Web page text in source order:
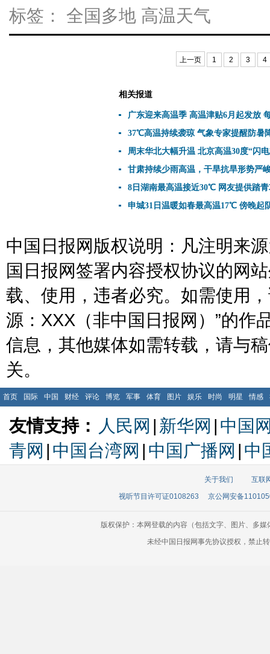
标签： 全国多地 高温天气
上一页 1 2 3 4
相关报道
广东迎来高温季 高温津贴6月起发放
37℃高温持续袭琼 气象专家提醒防暑
周末华北大幅升温 北京高温30度“闪
甘肃持续少雨高温，干旱抗旱形势严
8日湖南最高温接近30℃ 网友提供踏
申城31日温暖如春最高温17℃ 傍晚起
中国日报网版权说明：凡注明来
国日报网签署内容授权协议的网
载、使用，违者必究。如需使用
源：XXX（非中国日报网）”的作
信息，其他媒体如需转载，请与
关。
首页 国际 中国 财经 评论 博览 军事 体育 图片 娱乐 时尚 明星 情感
友情支持： 人民网 | 新华网 | 中国
青网 | 中国台湾网 | 中国广播网 | 中
关于我们
互联
视听节目许可证0108263
京公网安备
版权保护：本网登载的内容（包括文字、图片、多
未经中国日报网事先协议授权，禁止